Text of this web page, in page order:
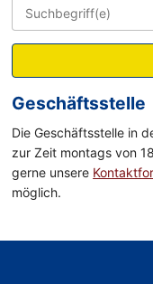
Geschäftsstelle
Die Geschäftsstelle in
zur Zeit montags von
gerne unsere
möglich.